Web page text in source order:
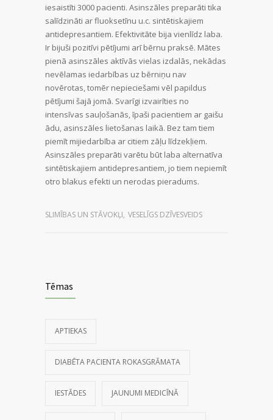
iesaistīti 3000 pacienti. Asinszāles preparāti tika
salīdzināti ar fluoksetīnu u.c. sintētiskajiem
antidepresantiem. Efektivitāte bija vienlīdz laba.
Ir bijuši pozitīvi pētījumi arī bērnu praksē. Mātes
pienā asinszāles aktīvās vielas izdalās, nekādas
nevēlamas iedarbības uz bērniņu nav
novērotas, tomēr nepieciešami vēl papildus
pētījumi šajā jomā. Svarīgi izvairīties no
intensīvas sauļošanās, īpaši pacientiem ar gaišu
ādu, asinszāles lietošanas laikā. Bez tam tiem
piemīt mijiedarbība ar citiem zāļu līdzekļiem.
Asinszāles preparāti varētu būt laba alternatīva
sintētiskajiem antidepresantiem, jo tiem nepiemīt
otro blakus efekti un nerodas pieradums.
SLIMĪBAS UN STĀVOKĻI, VESELĪGS DZĪVESVEIDS
Tēmas
APTIEKAS
DIABĒTA PACIENTA ROKASGRĀMATA
IESTĀDES JAUNUMI MEDICĪNĀ